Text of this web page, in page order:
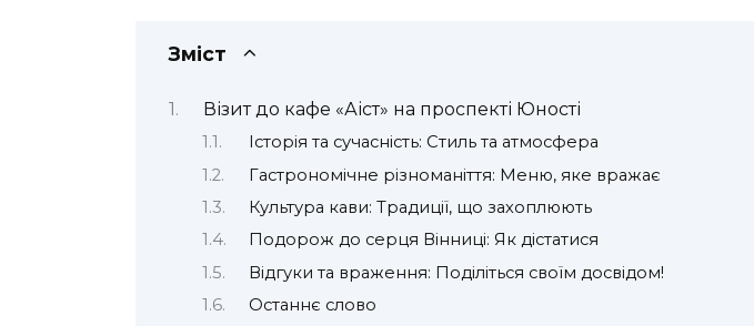
Зміст
Візит до кафе «Аіст» на проспекті Юності
Історія та сучасність: Стиль та атмосфера
Гастрономічне різноманіття: Меню, яке вражає
Культура кави: Традиції, що захоплюють
Подорож до серця Вінниці: Як дістатися
Відгуки та враження: Поділіться своїм досвідом!
Останнє слово